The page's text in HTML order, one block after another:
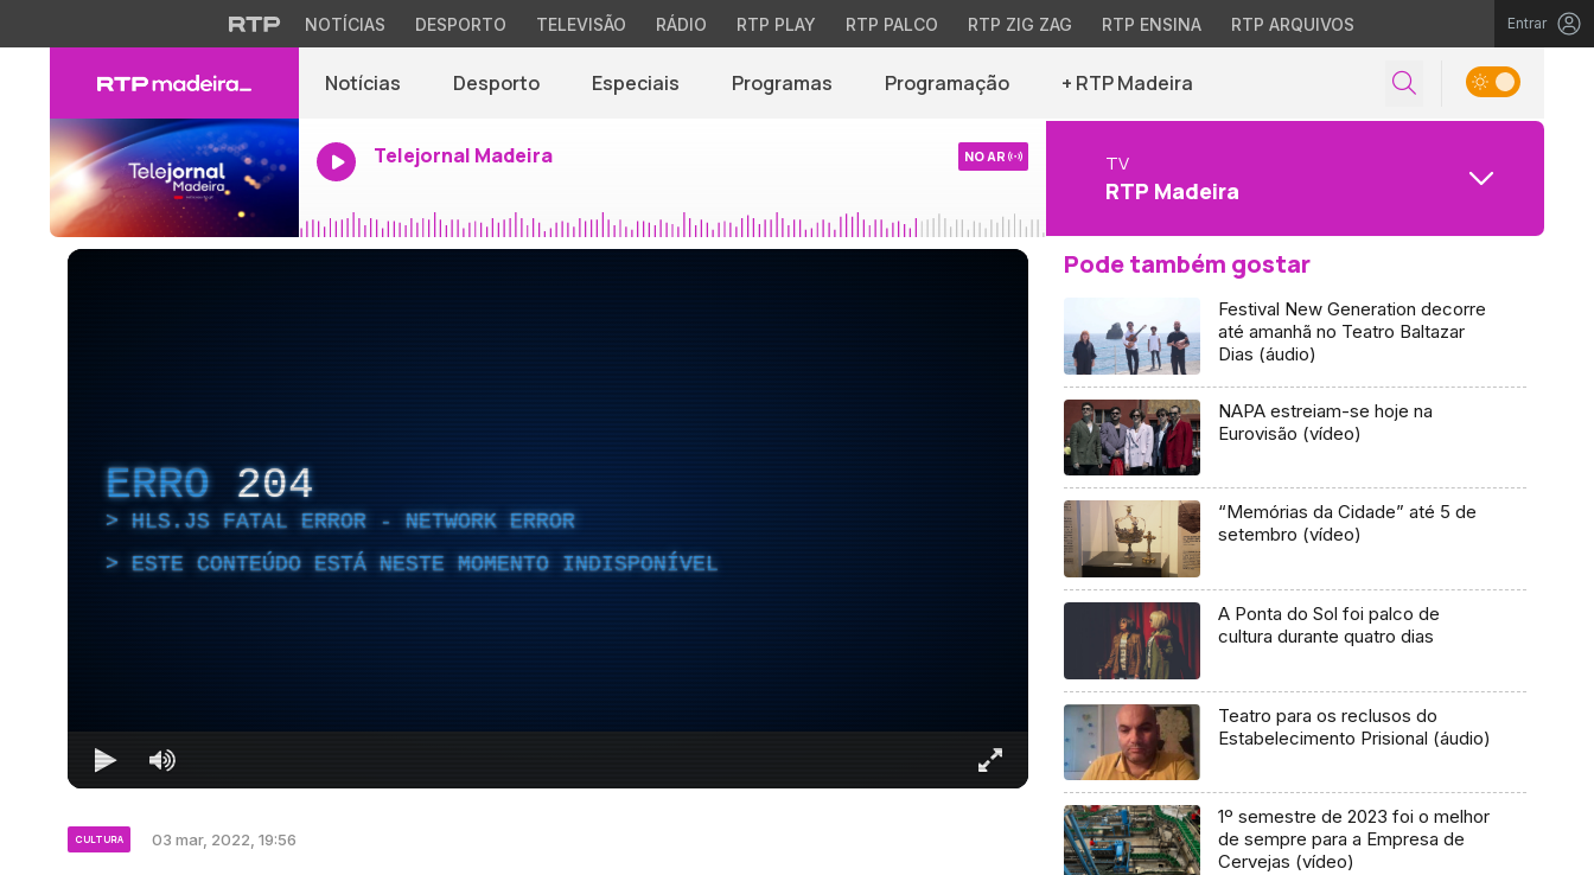
NOTÍCIAS DESPORTO TELEVISÃO RÁDIO RTP PLAY RTP PALCO RTP ZIG ZAG RTP ENSINA RTP ARQUIVOS Entrar
Notícias Desporto Especiais Programas Programação + RTP Madeira
Telejornal Madeira NO AR TV
RTP Madeira
ERRO 204
HLS.JS FATAL ERROR - NETWORK ERROR
ESTE CONTEÚDO ESTÁ NESTE MOMENTO INDISPONÍVEL
CULTURA 03 mar, 2022, 19:56
Pode também gostar
Festival New Generation decorre
até amanhã no Teatro Baltazar
Dias (áudio)
NAPA estreiam-se hoje na
Eurovisão (vídeo)
“Memórias da Cidade” até 5 de
setembro (vídeo)
A Ponta do Sol foi palco de
cultura durante quatro dias
Teatro para os reclusos do
Estabelecimento Prisional (áudio)
1º semestre de 2023 foi o melhor
de sempre para a Empresa de
Cervejas (vídeo)